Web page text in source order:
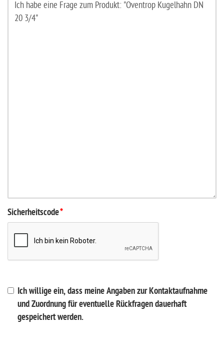
Sicherheitscode*
Ich willige ein, dass meine Angaben zur Kontaktaufnahme
und Zuordnung für eventuelle Rückfragen dauerhaft
gespeichert werden.